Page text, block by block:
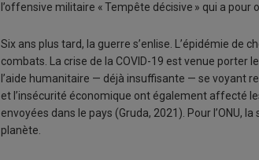
l’offensive militaire « Tempête décisive » qui a
Six ans plus tard, la guerre s’enlise. L’épidémie de
combats. La crise de la COVID-19 est venue porter
l’aide humanitaire — déjà insuffisante — se voyant
et l’insécurité économique ont également affecté
envoyées dans le pays (Gruda, 2021). Pour l’ONU,
planète.